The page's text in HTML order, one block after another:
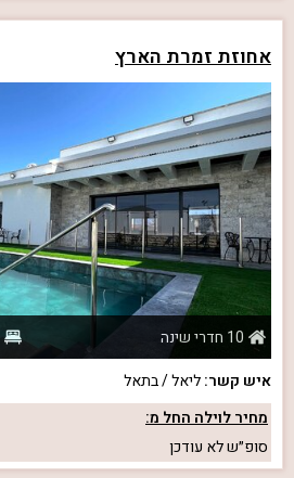
אחוזת זמרת הארץ
10 חדרי שינה
איש קשר:ליאל / בתאל
מחיר לוילה החל מ:
סופ״שלא עודכן